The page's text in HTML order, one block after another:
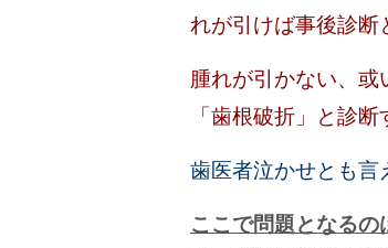
れが引けば事後診断
腫れが引かない、
「歯根破折」と診断
歯医者泣かせとも言
ここで問題となる